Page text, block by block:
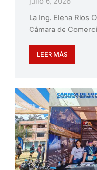
La Ing. Elena Ríos
Cámara de
LEER MÁS